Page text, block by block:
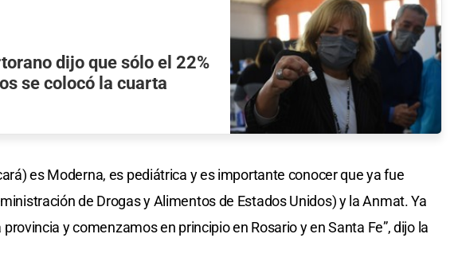
dijo que sólo el 22%
se colocó la cuarta
es Moderna, es pediátrica y es importante conocer que ya fue
de Drogas y Alimentos de Estados Unidos) y la Anmat. Ya
y comenzamos en principio en Rosario y en Santa Fe”, dijo la